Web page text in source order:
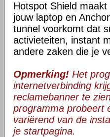
Hotspot Shield
jouw laptop en
tunnel voorkomt dat
activieteiten, instant
andere zaken die je
Opmerking! Het
internetverbinding
reclamebanner te
programma probeert
variërend van de
je startpagina.